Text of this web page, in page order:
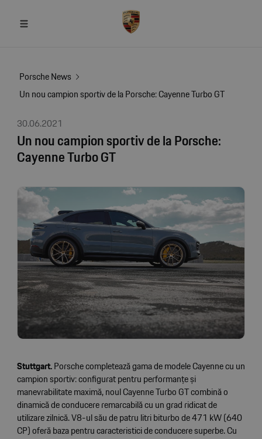
Porsche News
Un nou campion sportiv de la Porsche: Cayenne Turbo GT
30.06.2021
Un nou campion sportiv de la Porsche:
Cayenne Turbo GT
Stuttgart.Porsche completează gama de modele Cayenne cu un
campion sportiv: configurat pentru performanțe și
manevrabilitate maximă, noul Cayenne Turbo GT combină o
dinamică de conducere remarcabilă cu un grad ridicat de
utilizare zilnică. V8-ul său de patru litri biturbo de 471 kW (640
CP) oferă baza pentru caracteristici de conducere superbe. Cu